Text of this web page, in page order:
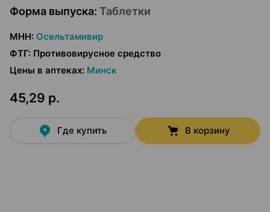
Форма выпуска: Таблетки
МНН: Осельтамивир
ФТГ: Противовирусное средство
Цены в аптеках: Минск
45,29 р.
Где купить В корзину